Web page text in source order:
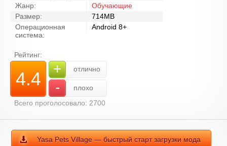
Жанр:
Обучающие
Размер:
714MB
Операционная
система:
Android 8+
Рейтинг:
4.4 + отлично
-
плохо
Всего проголосовало: 2700
Yasa Pets Village — быстрый старт загрузки мода